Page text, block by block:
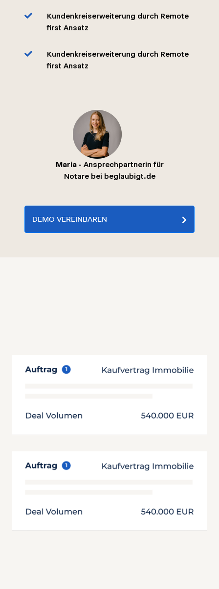
Kundenkreiserweiterung durch Remote
first Ansatz
Kundenkreiserweiterung durch Remote
first Ansatz
Maria- Ansprechpartnerin für
Notare bei beglaubigt.de
DEMO VEREINBAREN